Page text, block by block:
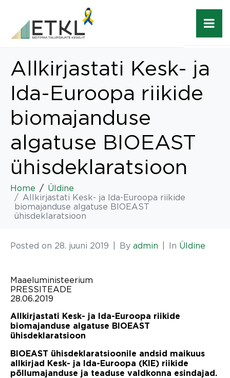
Allkirjastati Kesk- ja
Ida-Euroopa riikide
biomajanduse
algatuse BIOEAST
ühisdeklaratsioon
Home
Üldine
Allkirjastati Kesk- ja Ida-Euroopa riikide
biomajanduse algatuse BIOEAST
ühisdeklaratsioon
Posted on 28. juuni 2019 By admin In Üldine
Maaeluministeerium
PRESSITEADE
28.06.2019
Allkirjastati Kesk- ja Ida-Euroopa riikide
biomajanduse algatuse BIOEAST
ühisdeklaratsioon
BIOEAST ühisdeklaratsioonile andsid maikuus
allkirjad Kesk- ja Ida-Euroopa (KIE) riikide
põllumajanduse ja teaduse valdkonna esindajad.